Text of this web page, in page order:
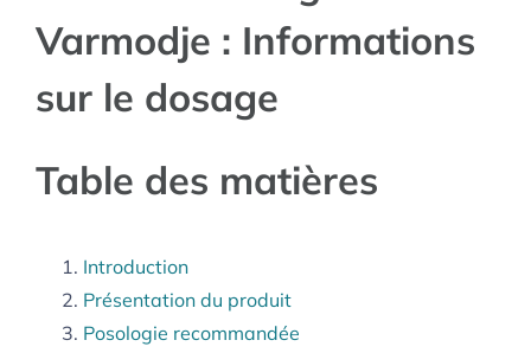
CONTACT
Varmodje : Informations
sur le dosage
Table des matières
Introduction
Présentation du produit
Posologie recommandée